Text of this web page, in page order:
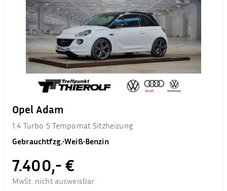
Opel Adam
1.4 Turbo S Tempomat Sitzheizung
Gebrauchtfzg.•Weiß•Benzin
7.400,- €
MwSt. nicht ausweisbar